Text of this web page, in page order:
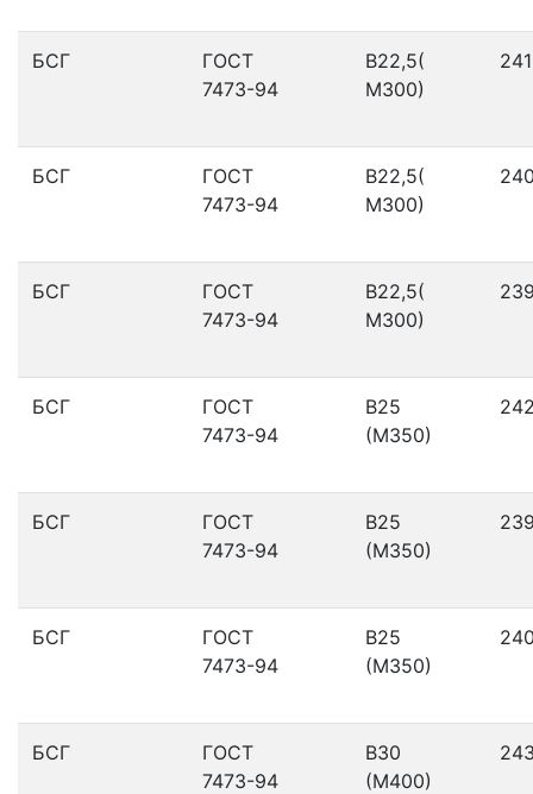
БСГ
ГОСТ
7473-94
В22,5(
М300)
БСГ
ГОСТ
7473-94
В22,5(
М300)
БСГ
ГОСТ
7473-94
В22,5(
М300)
БСГ
ГОСТ
7473-94
В25
(М350)
БСГ
ГОСТ
7473-94
В25
(М350)
БСГ
ГОСТ
7473-94
В25
(М350)
БСГ
ГОСТ
7473-94
В30
(М400)